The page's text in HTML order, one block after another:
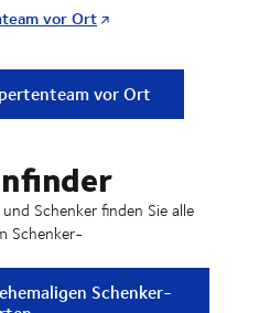
vor Ort
vor Ort
Schenker finden Sie alle
Schenker-
Schenker-